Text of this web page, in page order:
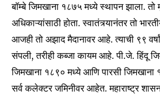
बॉम्बे जिमखाना १८७५ मध्ये स्थापन झाला. तो
अधिकाऱ्यांसाठी होता. स्वातंत्र्यानंतर तो
आजही तो अझाद मैदानावर आहे. त्याची ९९
संपली, तरीही कब्जा कायम आहे. पी.जे. हिंदू
जिमखाना १८९० मध्ये आणि पारसी
सर्व कलेक्टर जमिनीवर आहेत. महाराष्ट्र